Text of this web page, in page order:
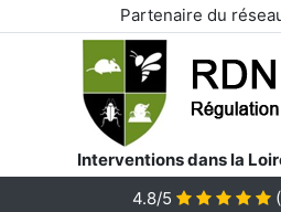
Partenaire du
Interventions dans la
4.8/5
(